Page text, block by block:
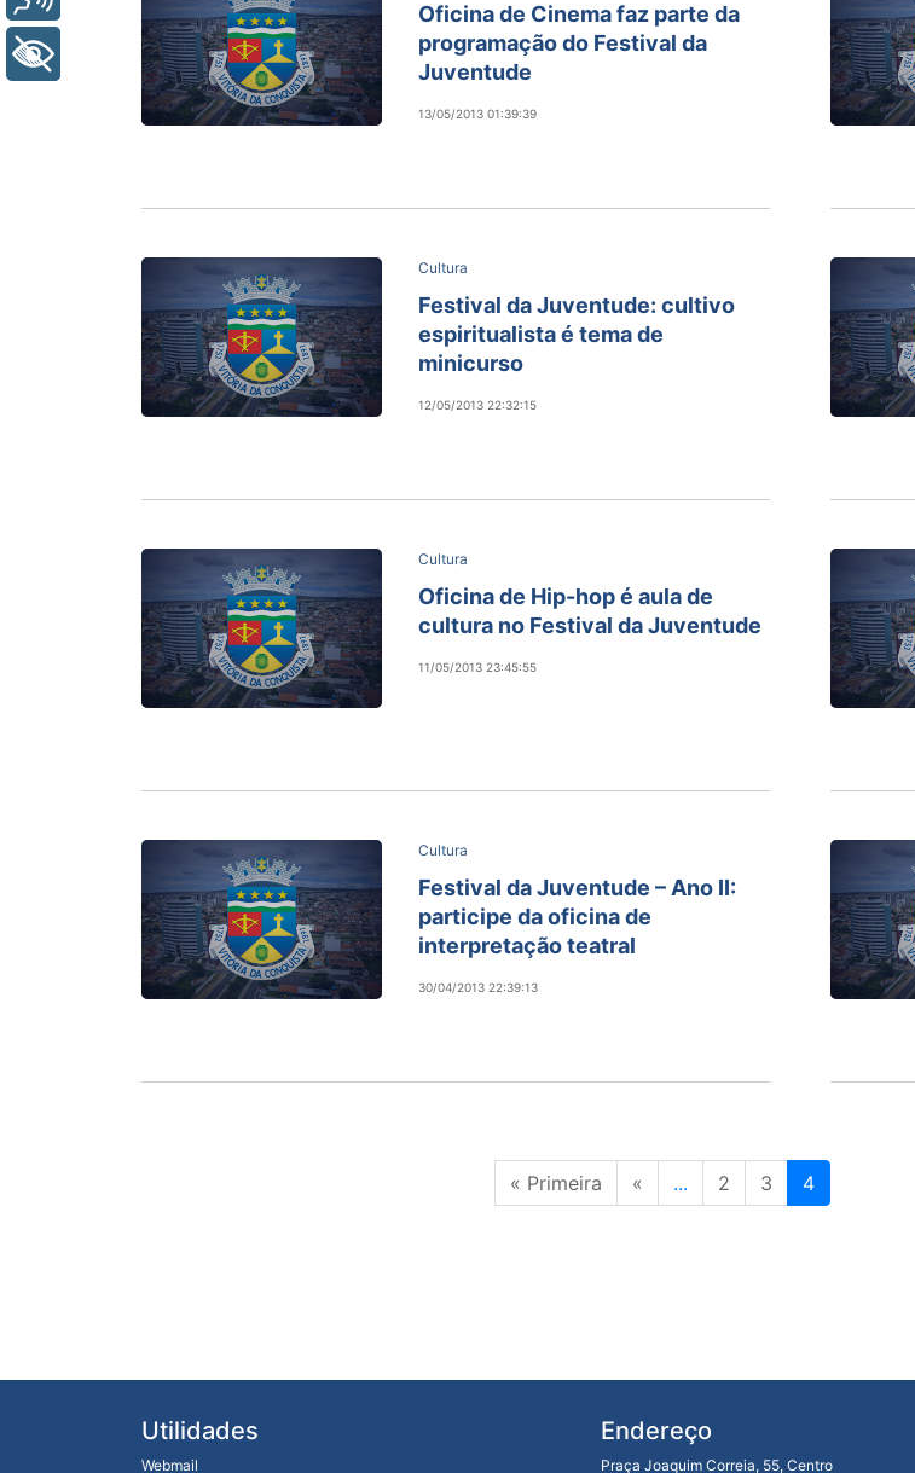
Oficina de Cinema faz parte da
programação do Festival da
Juventude
13/05/2013 01:39:39
Cultura
Festival da Juventude: cultivo
espiritualista é tema de
minicurso
12/05/2013 22:32:15
Cultura
Oficina de Hip-hop é aula de
cultura no Festival da Juventude
11/05/2013 23:45:55
Cultura
Festival da Juventude – Ano II:
participe da oficina de
interpretação teatral
30/04/2013 22:39:13
« Primeira « ... 2 3 4
Utilidades
Webmail
Endereço
Praça Joaquim Correia, 55, Centro
+ Acessibilidade